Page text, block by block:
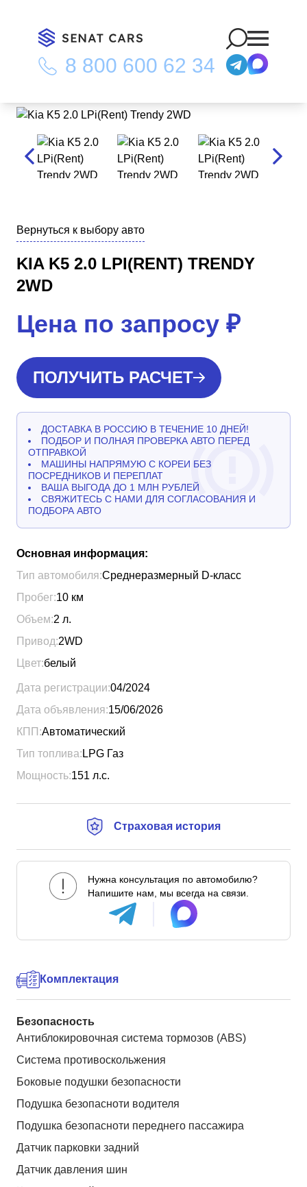
8 800 600 62 34
Главная Каталог/Kia K5 2.0 LPi(Rent) Trendy 2WD
Вернуться к выбору авто
KIA K5 2.0 LPI(RENT) TRENDY
2WD
Цена по запросу ₽
ПОЛУЧИТЬ РАСЧЕТ
ДОСТАВКА В РОССИЮ В ТЕЧЕНИЕ 10 ДНЕЙ!
ПОДБОР И ПОЛНАЯ ПРОВЕРКА АВТО ПЕРЕД
ОТПРАВКОЙ
МАШИНЫ НАПРЯМУЮ С КОРЕИ БЕЗ
ПОСРЕДНИКОВ И ПЕРЕПЛАТ
ВАША ВЫГОДА ДО 1 МЛН РУБЛЕЙ
СВЯЖИТЕСЬ С НАМИ ДЛЯ СОГЛАСОВАНИЯ И
ПОДБОРА АВТО
Основная информация:
Тип автомобиля:Среднеразмерный D-класс
Пробег:10 км
Объем:2 л.
Привод:2WD
Цвет:белый
Дата регистрации:04/2024
Дата объявления:15/06/2026
КПП:Автоматический
Тип топлива: LPG Газ
Мощность:151 л.с.
Страховая история
Нужна консультация по автомобилю?
Напишите нам, мы всегда на связи.
Комплектация
Безопасность
Антиблокировочная система тормозов (ABS)
Система противоскольжения
Боковые подушки безопасности
Подушка безопасноти водителя
Подушка безопасноти переднего пассажира
Датчик парковки задний
Датчик давления шин